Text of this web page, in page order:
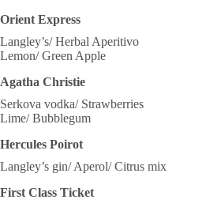
Orient Express
Langley’s/ Herbal Aperitivo
Lemon/ Green Apple
Agatha Christie
Serkova vodka/ Strawberries
Lime/ Bubblegum
Hercules Poirot
Langley’s gin/ Aperol/ Citrus mix
First Class Ticket